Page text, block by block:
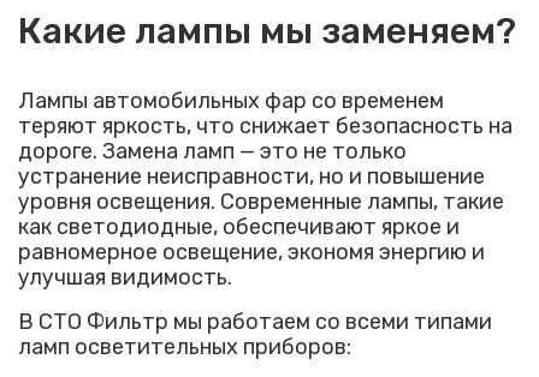
Какие лампы мы заменяем?
Лампы автомобильных фар со временем
теряют яркость, что снижает безопасность на
дороге. Замена ламп — это не только
устранение неисправности, но и повышение
уровня освещения. Современные лампы, такие
как светодиодные, обеспечивают яркое и
равномерное освещение, экономя энергию и
улучшая видимость.
В СТО Фильтр мы работаем со всеми типами
ламп осветительных приборов: